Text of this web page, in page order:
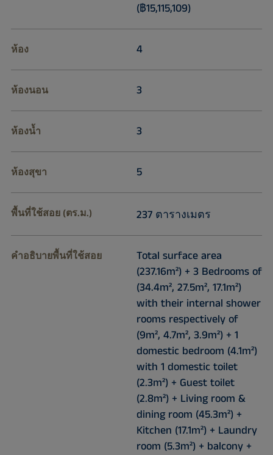
(฿15,115,109)
ห้อง 4
ห้องนอน 3
ห้องน้ำ 3
ห้องสุขา 5
พื้นที่ใช้สอย (ตร.ม.) 237 ตารางเมตร
คำอธิบายพื้นที่ใช้สอย
Total surface area
(237.16m²) + 3 Bedrooms of
(34.4m², 27.5m², 17.1m²)
with their internal shower
rooms respectively of
(9m², 4.7m², 3.9m²) + 1
domestic bedroom (4.1m²)
with 1 domestic toilet
(2.3m²) + Guest toilet
(2.8m²) + Living room &
dining room (45.3m²) +
Kitchen (17.1m²) + Laundry
room (5.3m²) + balcony +